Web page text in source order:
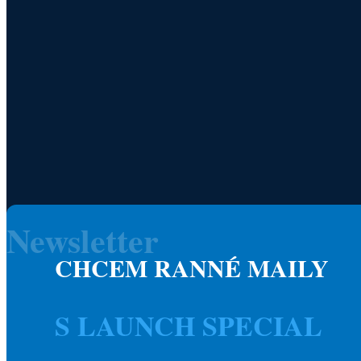
CHCEM RANNÉ MAILY
S LAUNCH SPECIAL
Newsletter